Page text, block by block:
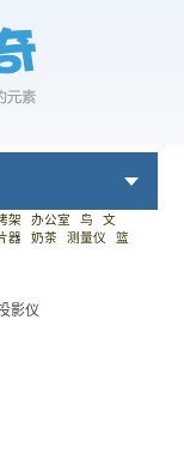
架 办公室 鸟
文
器 奶茶 测量仪
篮
影仪